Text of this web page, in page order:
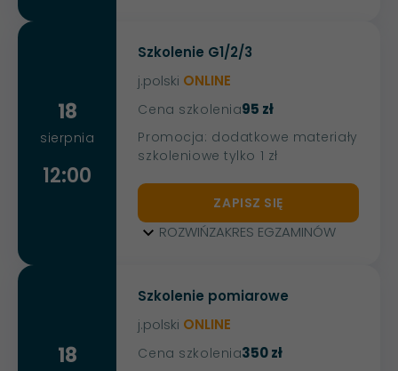
18
sierpnia
12:00
Szkolenie G1/2/3
j.polski ONLINE
95 zł
Cena szkolenia
Promocja: dodatkowe materiały
szkoleniowe tylko 1 zł
ZAPISZ SIĘ
ROZWIŃZAKRES EGZAMINÓW
18
Szkolenie pomiarowe
j.polski ONLINE
350 zł
Cena szkolenia